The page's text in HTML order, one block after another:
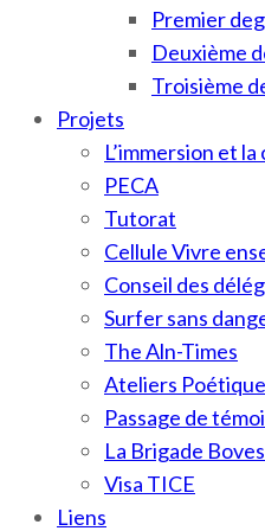
Premier
Deuxième
Troisième
Projets
L’immersion et
PECA
Tutorat
Cellule Vivre
Conseil des
Surfer sans
The Aln-Times
Ateliers
Passage de
La Brigade
Visa TICE
Liens